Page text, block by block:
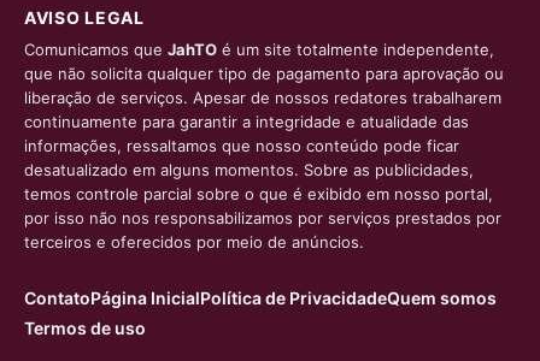
AVISO LEGAL
Comunicamos que JahTO é um site totalmente independente,
que não solicita qualquer tipo de pagamento para aprovação ou
liberação de serviços. Apesar de nossos redatores trabalharem
continuamente para garantir a integridade e atualidade das
informações, ressaltamos que nosso conteúdo pode ficar
desatualizado em alguns momentos. Sobre as publicidades,
temos controle parcial sobre o que é exibido em nosso portal,
por isso não nos responsabilizamos por serviços prestados por
terceiros e oferecidos por meio de anúncios.
ContatoPágina InicialPolítica de PrivacidadeQuem somos
Termos de uso